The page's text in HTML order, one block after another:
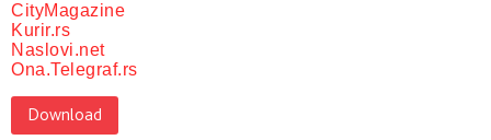
CityMagazine
Kurir.rs
Naslovi.net
Ona.Telegraf.rs
Download